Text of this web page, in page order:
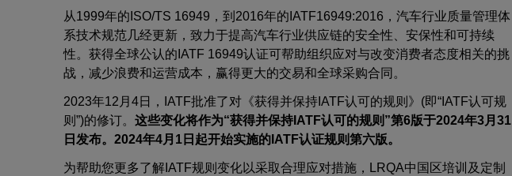
从1999年的ISO/TS 16949，到2016年的IATF16949:2016，汽车行业质量管理体
系技术规范几经更新，致力于提高汽车行业供应链的安全性、安保性和可持续
性。获得全球公认的IATF 16949认证可帮助组织应对与改变消费者态度相关的挑
战，减少浪费和运营成本，赢得更大的交易和全球采购合同。
2023年12月4日，IATF批准了对《获得并保持IATF认可的规则》(即“IATF认可规
则”)的修订。 这些变化将作为“获得并保持IATF认可的规则”第6版于2024年3月31
日发布。2024年4月1日起开始实施的IATF认证规则第六版。
为帮助您更多了解IATF规则变化以采取合理应对措施，LRQA中国区培训及定制